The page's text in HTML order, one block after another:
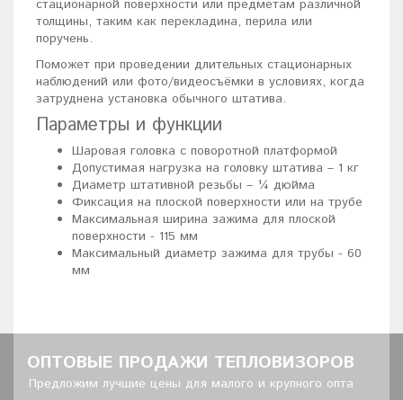
стационарной поверхности или предметам различной
толщины, таким как перекладина, перила или
поручень.
Поможет при проведении длительных стационарных
наблюдений или фото/видеосъёмки в условиях, когда
затруднена установка обычного штатива.
Параметры и функции
Шаровая головка с поворотной платформой
Допустимая нагрузка на головку штатива – 1 кг
Диаметр штативной резьбы – ¼ дюйма
Фиксация на плоской поверхности или на трубе
Максимальная ширина зажима для плоской
поверхности - 115 мм
Максимальный диаметр зажима для трубы - 60
мм
ОПТОВЫЕ ПРОДАЖИ ТЕПЛОВИЗОРОВ
Предложим лучшие цены для малого и крупного опта